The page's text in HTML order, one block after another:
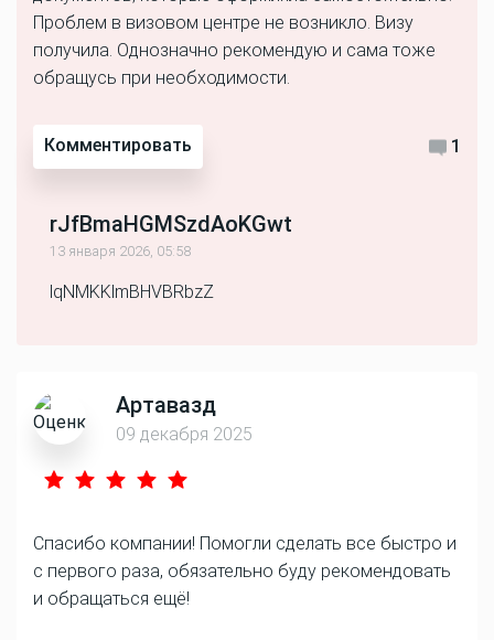
Проблем в визовом центре не возникло. Визу
получила. Однозначно рекомендую и сама тоже
обращусь при необходимости.
Комментировать 1
rJfBmaHGMSzdAoKGwt
13 января 2026, 05:58
lqNMKKlmBHVBRbzZ
Артавазд
09 декабря 2025
Спасибо компании! Помогли сделать все быстро и
с первого раза, обязательно буду рекомендовать
и обращаться ещё!